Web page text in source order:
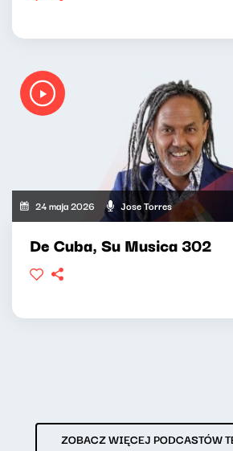
24 maja 2026 Jose Torres
De Cuba, Su Musica 302
ZOBACZ WIĘCEJ PODCASTÓW